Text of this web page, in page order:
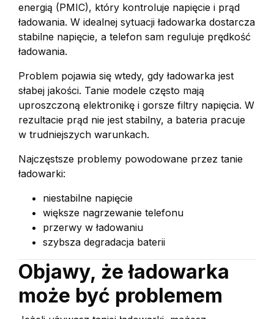
energią (PMIC), który kontroluje napięcie i prąd
ładowania. W idealnej sytuacji ładowarka dostarcza
stabilne napięcie, a telefon sam reguluje prędkość
ładowania.
Problem pojawia się wtedy, gdy ładowarka jest
słabej jakości. Tanie modele często mają
uproszczoną elektronikę i gorsze filtry napięcia. W
rezultacie prąd nie jest stabilny, a bateria pracuje
w trudniejszych warunkach.
Najczęstsze problemy powodowane przez tanie
ładowarki:
niestabilne napięcie
większe nagrzewanie telefonu
przerwy w ładowaniu
szybsza degradacja baterii
Objawy, że ładowarka
może być problemem